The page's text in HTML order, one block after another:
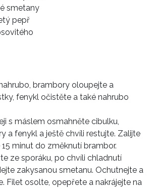
smetany
pepř
brambory oloupejte a
fenykl očistěte a také nahrubo
s máslem osmahněte cibulku,
a fenykl a ještě chvíli restujte. Zalijte
minut do změknutí brambor.
ze sporáku, po chvíli chladnutí
zakysanou smetanu. Ochutnejte a
Filet osolte, opepřete a nakrájejte na